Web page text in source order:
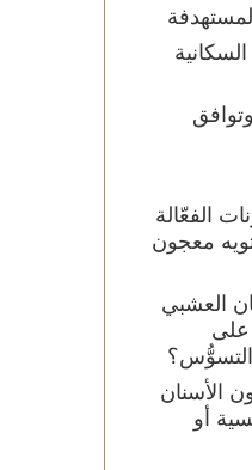
الفعّالة
معجون
العشبي
التسوُّس؟
الأسنان
أو